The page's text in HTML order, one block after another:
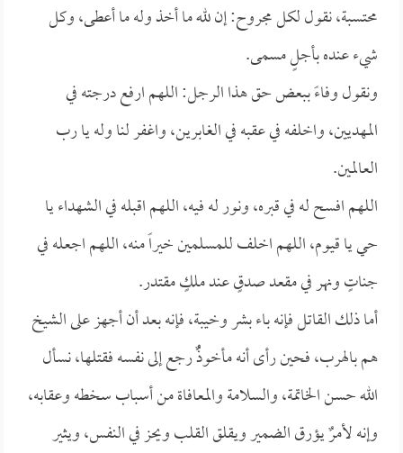
محتسبة، نقول لكل مجروح: إن لله ما أخذ وله ما أعطى، وكل
شيء عنده بأجلٍ مسمى.
ونقول وفاءً ببعض حق هذا الرجل: اللهم ارفع درجته في
المهديين، واخلفه في عقبه في الغابرين، واغفر لنا وله يا رب
العالمين.
اللهم افسح له في قبره، ونور له فيه، اللهم اقبله في الشهداء يا
حي يا قيوم، اللهم اخلف للمسلمين خيراً منه، اللهم اجعله في
جناتٍ ونهر في مقعد صدقٍ عند ملكٍ مقتدر.
أما ذلك القاتل فإنه باء بشر وخيبة، فإنه بعد أن أجهز على الشيخ
هم بالهرب، فحين رأى أنه مأخوذٌُ رجع إلى نفسه فقتلها، نسأل
الله حسن الخاتمة، والسلامة والمعافاة من أسباب سخطه وعقابه،
وإنه لأمرٌ يؤرق الضمير ويقلق القلب ويحز في النفس، ويثير